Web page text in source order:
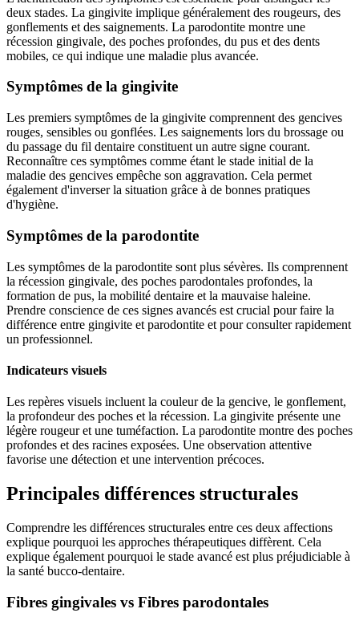
deux stades. La gingivite implique généralement des rougeurs, des
gonflements et des saignements. La parodontite montre une
récession gingivale, des poches profondes, du pus et des dents
mobiles, ce qui indique une maladie plus avancée.
Symptômes de la gingivite
Les premiers symptômes de la gingivite comprennent des gencives
rouges, sensibles ou gonflées. Les saignements lors du brossage ou
du passage du fil dentaire constituent un autre signe courant.
Reconnaître ces symptômes comme étant le stade initial de la
maladie des gencives empêche son aggravation. Cela permet
également d'inverser la situation grâce à de bonnes pratiques
d'hygiène.
Symptômes de la parodontite
Les symptômes de la parodontite sont plus sévères. Ils comprennent
la récession gingivale, des poches parodontales profondes, la
formation de pus, la mobilité dentaire et la mauvaise haleine.
Prendre conscience de ces signes avancés est crucial pour faire la
différence entre gingivite et parodontite et pour consulter rapidement
un professionnel.
Indicateurs visuels
Les repères visuels incluent la couleur de la gencive, le gonflement,
la profondeur des poches et la récession. La gingivite présente une
légère rougeur et une tuméfaction. La parodontite montre des poches
profondes et des racines exposées. Une observation attentive
favorise une détection et une intervention précoces.
Principales différences structurales
Comprendre les différences structurales entre ces deux affections
explique pourquoi les approches thérapeutiques diffèrent. Cela
explique également pourquoi le stade avancé est plus préjudiciable à
la santé bucco-dentaire.
Fibres gingivales vs Fibres parodontales